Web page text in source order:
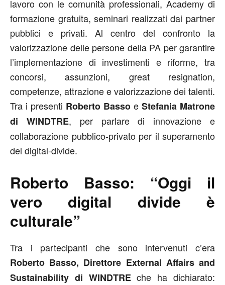
lavoro con le comunità professionali, Academy di
formazione gratuita, seminari realizzati dai partner
pubblici e privati. Al centro del confronto la
valorizzazione delle persone della PA per garantire
l’implementazione di investimenti e riforme, tra
concorsi, assunzioni, great resignation,
competenze, attrazione e valorizzazione dei talenti.
Tra i presenti Roberto Basso e Stefania Matrone
di
WINDTRE, per parlare di innovazione e
collaborazione pubblico-privato per il superamento
del digital-divide.
Roberto Basso: “Oggi il
vero digital divide è
culturale”
Tra i partecipanti che sono intervenuti c’era
Roberto Basso, Direttore External Affairs and
Sustainability di WINDTREche ha dichiarato: